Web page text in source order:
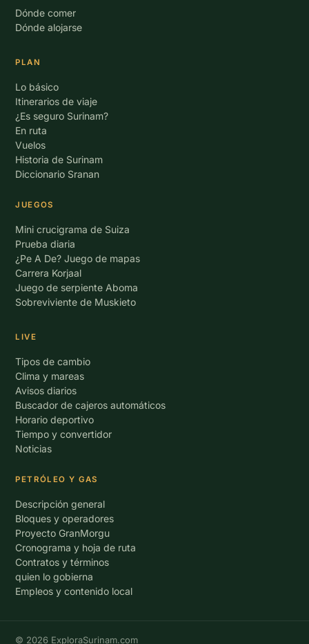
Dónde comer
Dónde alojarse
PLAN
Lo básico
Itinerarios de viaje
¿Es seguro Surinam?
En ruta
Vuelos
Historia de Surinam
Diccionario Sranan
JUEGOS
Mini crucigrama de Suiza
Prueba diaria
¿Pe A De? Juego de mapas
Carrera Korjaal
Juego de serpiente Aboma
Sobreviviente de Muskieto
LIVE
Tipos de cambio
Clima y mareas
Avisos diarios
Buscador de cajeros automáticos
Horario deportivo
Tiempo y convertidor
Noticias
PETRÓLEO Y GAS
Descripción general
Bloques y operadores
Proyecto GranMorgu
Cronograma y hoja de ruta
Contratos y términos
quien lo gobierna
Empleos y contenido local
© 2026 ExploraSurinam.com